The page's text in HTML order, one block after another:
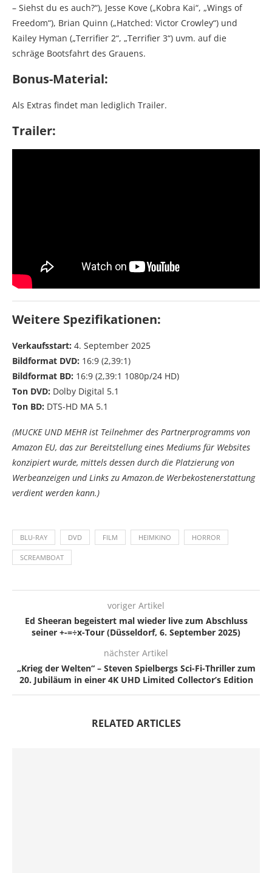
– Siehst du es auch?“), Jesse Kove („Kobra Kai“, „Wings of
Freedom“), Brian Quinn („Hatched: Victor Crowley“) und
Kailey Hyman („Terrifier 2“, „Terrifier 3“) uvm. auf die
schräge Bootsfahrt des Grauens.
Bonus-Material:
Als Extras findet man lediglich Trailer.
Trailer:
Weitere Spezifikationen:
Verkaufsstart: 4. September 2025
Bildformat DVD: 16:9 (2,39:1)
Bildformat BD: 16:9 (2,39:1 1080p/24 HD)
Ton DVD: Dolby Digital 5.1
Ton BD: DTS-HD MA 5.1
(MUCKE UND MEHR ist Teilnehmer des Partnerprogramms von
Amazon EU, das zur Bereitstellung eines Mediums für Websites
konzipiert wurde, mittels dessen durch die Platzierung von
Werbeanzeigen und Links zu Amazon.de Werbekostenerstattung
verdient werden kann.)
BLU-RAY DVD FILM HEIMKINO HORROR
SCREAMBOAT
voriger Artikel
Ed Sheeran begeistert mal wieder live zum Abschluss
seiner +-=÷x-Tour (Düsseldorf, 6. September 2025)
nächster Artikel
„Krieg der Welten“ – Steven Spielbergs Sci-Fi-Thriller zum
20. Jubiläum in einer 4K UHD Limited Collector’s Edition
RELATED ARTICLES